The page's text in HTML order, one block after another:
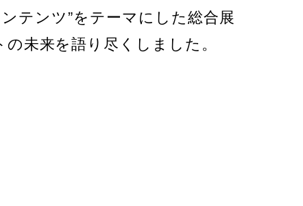
テンツ”をテーマにした総合展
未来を語り尽くしました。